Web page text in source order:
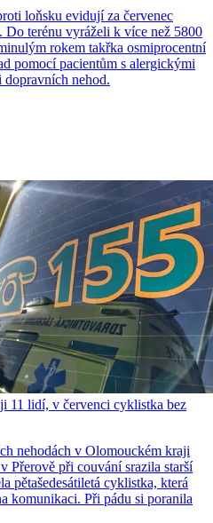
loňsku evidují za červenec
terénu vyráželi k více než 5800
rokem takřka osmiprocentní
pomocí pacientům s alergickými
nehod.
11 lidí, v červenci cyklistka bez
nehodách v Olomouckém kraji
Přerově při couvání srazila starší
pětašedesátiletá cyklistka, která
komunikaci. Při pádu si poranila